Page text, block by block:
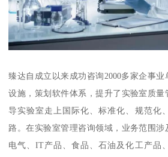
臻达自成立以来成功咨询2000多家企事
设施，策划软件体系，提升了实验室质量
导实验室走上国际化、标准化、规范化
路。在实验室管理咨询领域，业务范围
电气、IT产品、食品、石油及化工产品